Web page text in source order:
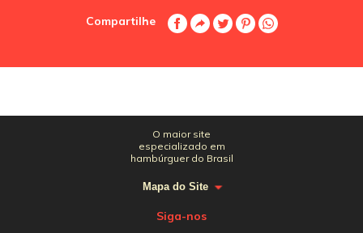
Compartilhe
O maior site
especializado em
hambúrguer do Brasil
Mapa do Site
Siga-nos